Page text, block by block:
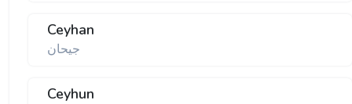
Ceyhan
جیحان
Ceyhun